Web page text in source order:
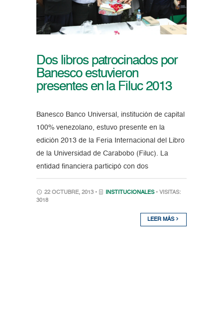
Dos libros patrocinados por
Banesco estuvieron
presentes en la Filuc 2013
Banesco Banco Universal, institución de capital
100% venezolano, estuvo presente en la
edición 2013 de la Feria Internacional del Libro
de la Universidad de Carabobo (Filuc). La
entidad financiera participó con dos
22 OCTUBRE, 2013 • INSTITUCIONALES • VISITAS:
3018
LEER MÁS